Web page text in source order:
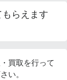
らえます
買取を行って
い。